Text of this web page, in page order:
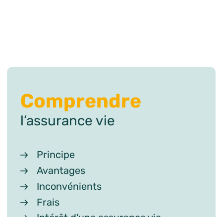
Comprendre
l’assurance vie
Principe
Avantages
Inconvénients
Frais